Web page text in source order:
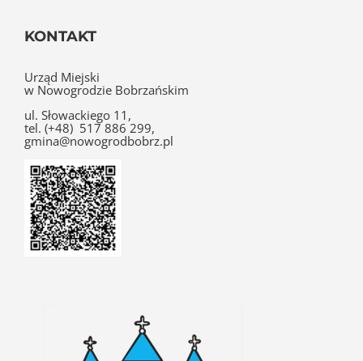
KONTAKT
Urząd Miejski
w Nowogrodzie Bobrzańskim
ul. Słowackiego 11,
tel. (+48) 517 886 299,
gmina@nowogrodbobrz.pl